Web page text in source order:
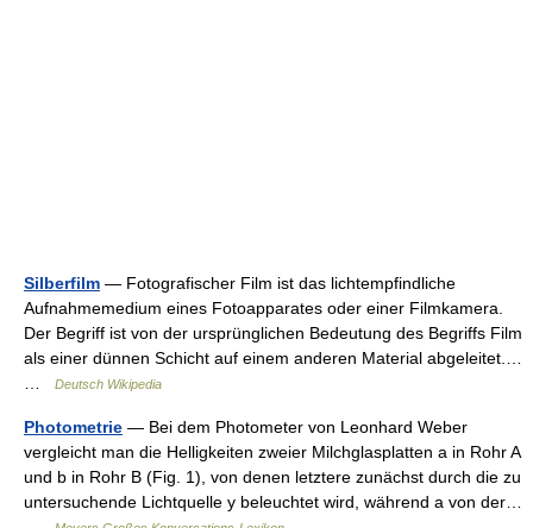
Silberfilm — Fotografischer Film ist das lichtempfindliche
Aufnahmemedium eines Fotoapparates oder einer Filmkamera.
Der Begriff ist von der ursprünglichen Bedeutung des Begriffs Film
als einer dünnen Schicht auf einem anderen Material abgeleitet.…
Deutsch Wikipedia
Photometrie — Bei dem Photometer von Leonhard Weber
vergleicht man die Helligkeiten zweier Milchglasplatten a in Rohr A
und b in Rohr B (Fig. 1), von denen letztere zunächst durch die zu
untersuchende Lichtquelle y beleuchtet wird, während a von der…